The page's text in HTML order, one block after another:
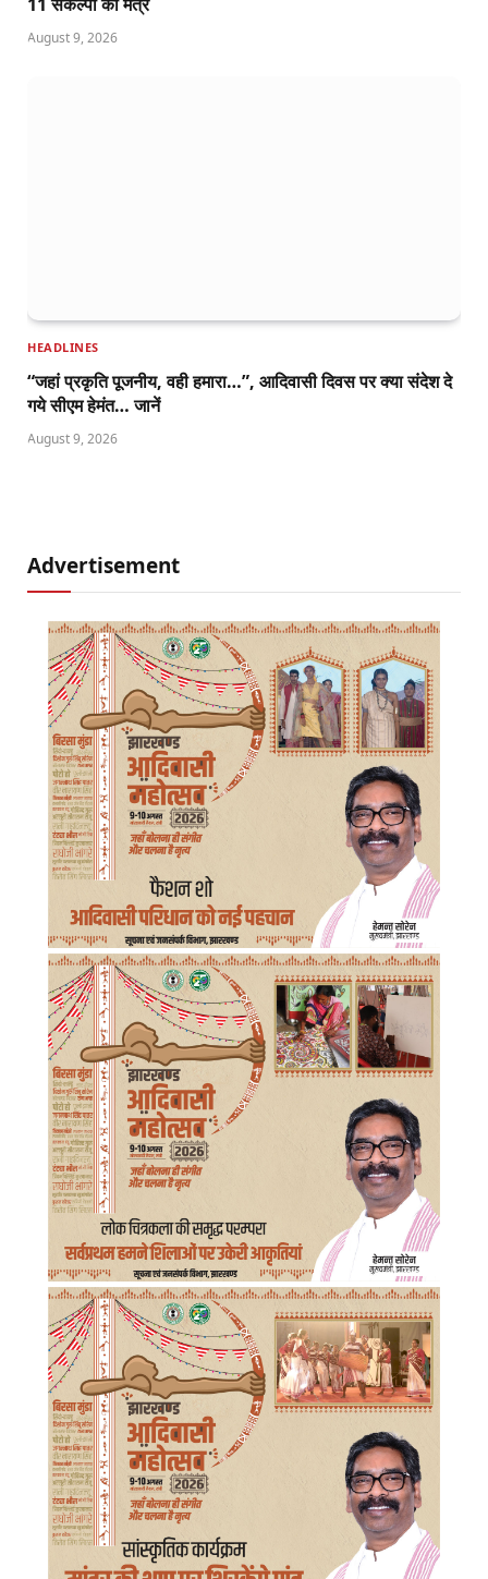
11 संकल्पों का मंत्र
August 9, 2026
HEADLINES
“जहां प्रकृति पूजनीय, वही हमारा…”, आदिवासी दिवस पर क्या संदेश दे
गये सीएम हेमंत… जानें
August 9, 2026
Advertisement